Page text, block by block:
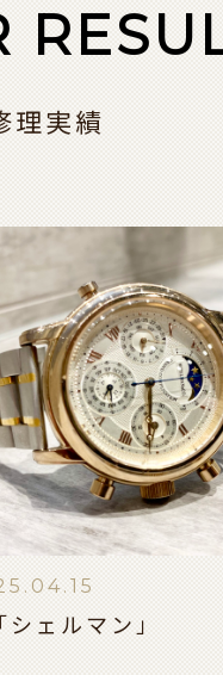
理実績
「シェルマン」